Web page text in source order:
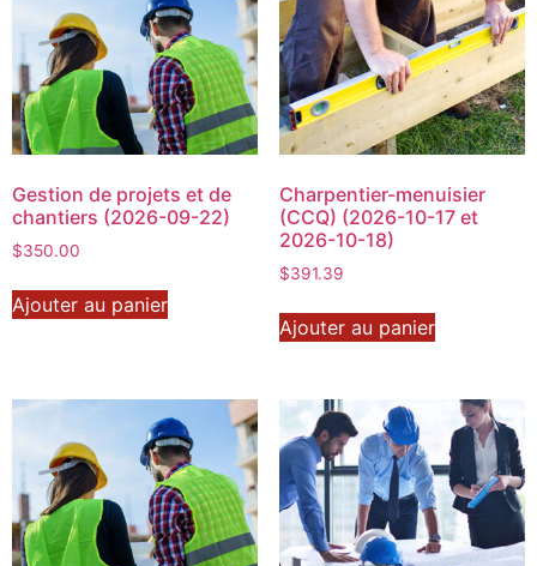
Gestion de projets et de
chantiers (2026-09-22)
$350.00
Ajouter au panier
Charpentier-menuisier
(CCQ) (2026-10-17 et
2026-10-18)
$391.39
Ajouter au panier